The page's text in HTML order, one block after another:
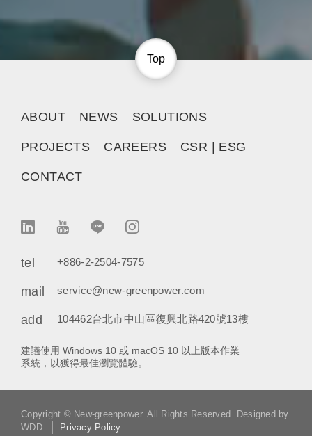
Top
ABOUT NEWS SOLUTIONS
PROJECTS CAREERS CSR | ESG
CONTACT
建議使用 Windows 10 或 macOS 10 以上版本作業
系統，以獲得最佳瀏覽體驗。
tel +886-2-2504-7575
mail service@new-greenpower.com
add 104462台北市中山區復興北路420號13樓
Copyright © New-greenpower. All Rights Reserved. Designed by
WDD
Privacy Policy